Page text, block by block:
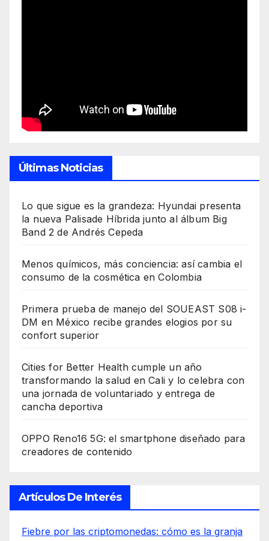
Últimas Noticias
Lo que sigue es la grandeza: Hyundai presenta
la nueva Palisade Híbrida junto al álbum Big
Band 2 de Andrés Cepeda
Menos químicos, más conciencia: así cambia el
consumo de la cosmética en Colombia
Primera prueba de manejo del SOUEAST S08 i-
DM en México recibe grandes elogios por su
confort superior
Cities for Better Health cumple un año
transformando la salud en Cali y lo celebra con
una jornada de voluntariado y entrega de
cancha deportiva
OPPO Reno16 5G: el smartphone diseñado para
creadores de contenido
Artículos De Interés
Fiebre por las criptomonedas: cómo es la granja